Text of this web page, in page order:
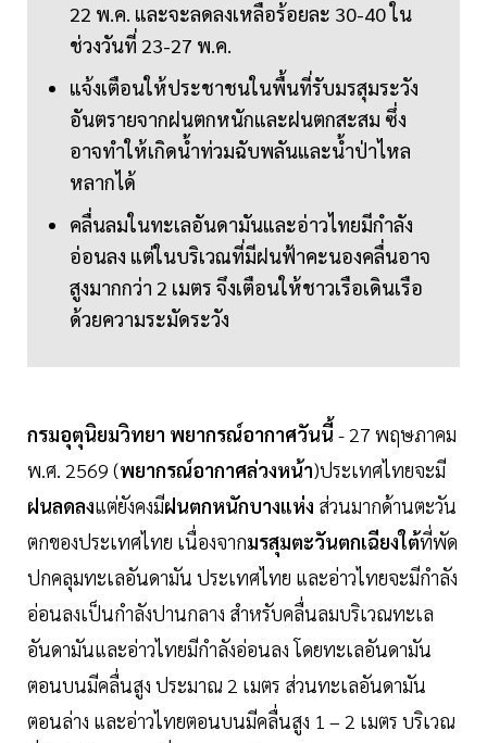
22 พ.ค. และจะลดลงเหลือร้อยละ 30-40 ใน
ช่วงวันที่ 23-27 พ.ค.
แจ้งเตือนให้ประชาชนในพื้นที่รับมรสุมระวัง
อันตรายจากฝนตกหนักและฝนตกสะสม ซึ่ง
อาจทำให้เกิดน้ำท่วมฉับพลันและน้ำป่าไหล
หลากได้
คลื่นลมในทะเลอันดามันและอ่าวไทยมีกำลัง
อ่อนลง แต่ในบริเวณที่มีฝนฟ้าคะนองคลื่นอาจ
สูงมากกว่า 2 เมตร จึงเตือนให้ชาวเรือเดินเรือ
ด้วยความระมัดระวัง
กรมอุตุนิยมวิทยา พยากรณ์อากาศวันนี้ - 27 พฤษภาคม
พ.ศ. 2569 (พยากรณ์อากาศล่วงหน้า)ประเทศไทยจะมี
ฝนลดลงแต่ยังคงมีฝนตกหนักบางแห่ง ส่วนมากด้านตะวัน
ตกของประเทศไทย เนื่องจากมรสุมตะวันตกเฉียงใต้ที่พัด
ปกคลุมทะเลอันดามัน ประเทศไทย และอ่าวไทยจะมีกำลัง
อ่อนลงเป็นกำลังปานกลาง สำหรับคลื่นลมบริเวณทะเล
อันดามันและอ่าวไทยมีกำลังอ่อนลง โดยทะเลอันดามัน
ตอนบนมีคลื่นสูง ประมาณ 2 เมตร ส่วนทะเลอันดามัน
ตอนล่าง และอ่าวไทยตอนบนมีคลื่นสูง 1 – 2 เมตร บริเวณ